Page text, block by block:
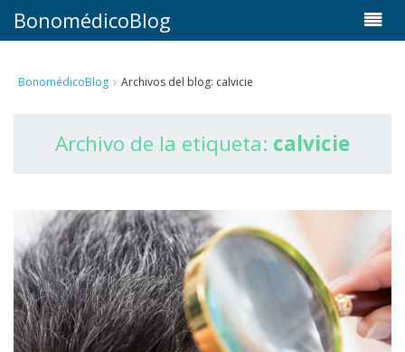
BonomédicoBlog
BonomédicoBlog Archivos del blog: calvicie
Archivo de la etiqueta: calvicie